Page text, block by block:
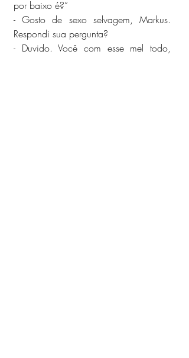
por baixo é?”
- Gosto de sexo selvagem, Markus.
Respondi sua pergunta?
- Duvido. Você com esse mel todo,